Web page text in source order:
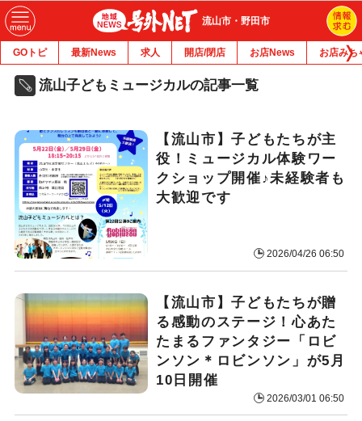
流山市・野田市
GOトピ 最新News 求人 開店/閉店 お店News お店みち
流山子どもミュージカルの記事一覧
【流山市】子どもたちが主
役！ミュージカル体験ワー
クショップ開催♪未経験者も
大歓迎です
2026/04/26 06:50
【流山市】子どもたちが贈
る感動のステージ！心あた
たまるファンタジー「ロビ
ンソン＊ロビンソン」が5月
10日開催
2026/03/01 06:50